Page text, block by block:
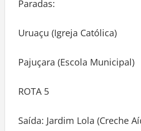
Paradas:
Uruaçu (Igreja Católica)
Pajuçara (Escola Municipal)
ROTA 5
Saída: Jardim Lola (Creche